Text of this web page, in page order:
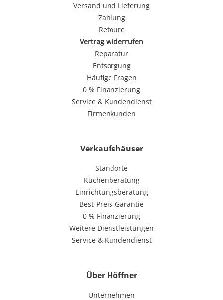
Versand und Lieferung
Zahlung
Retoure
Vertrag widerrufen
Reparatur
Entsorgung
Häufige Fragen
0 % Finanzierung
Service & Kundendienst
Firmenkunden
Verkaufshäuser
Standorte
Küchenberatung
Einrichtungsberatung
Best-Preis-Garantie
0 % Finanzierung
Weitere Dienstleistungen
Service & Kundendienst
Über Höffner
Unternehmen